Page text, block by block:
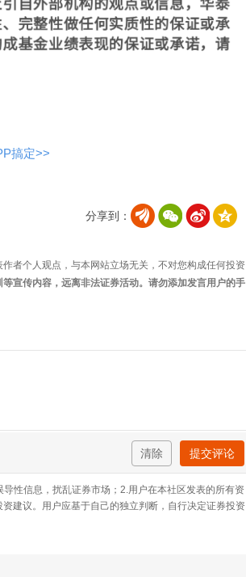
搞定>>
分享到：
者个人观点，与本网站立场无关，不对您构成任何投资
宣传内容，远离非法证券活动。请勿添加发言用户的手
清除 提交评论
性信息，扰乱证券市场；2.用户在本社区发表的所有资
建议。用户应基于自己的独立判断，自行决定证券投资